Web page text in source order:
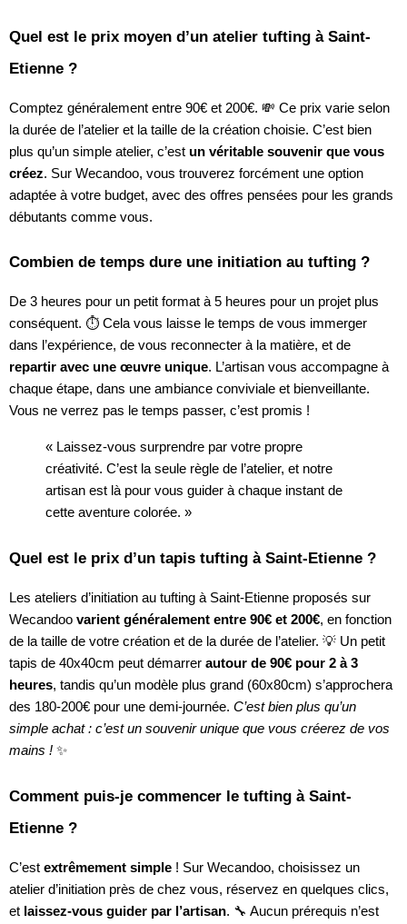
Quel est le prix moyen d’un atelier tufting à Saint-
Etienne ?
Comptez généralement entre 90€ et 200€. 💸 Ce prix varie selon
la durée de l’atelier et la taille de la création choisie. C’est bien
plus qu’un simple atelier, c’est un véritable souvenir que vous
créez. Sur Wecandoo, vous trouverez forcément une option
adaptée à votre budget, avec des offres pensées pour les grands
débutants comme vous.
Combien de temps dure une initiation au tufting ?
De 3 heures pour un petit format à 5 heures pour un projet plus
conséquent. ⏱️ Cela vous laisse le temps de vous immerger
dans l’expérience, de vous reconnecter à la matière, et de
repartir avec une œuvre unique. L’artisan vous accompagne à
chaque étape, dans une ambiance conviviale et bienveillante.
Vous ne verrez pas le temps passer, c’est promis !
« Laissez-vous surprendre par votre propre
créativité. C’est la seule règle de l’atelier, et notre
artisan est là pour vous guider à chaque instant de
cette aventure colorée. »
Quel est le prix d’un tapis tufting à Saint-Etienne ?
Les ateliers d’initiation au tufting à Saint-Etienne proposés sur
Wecandoo varient généralement entre 90€ et 200€, en fonction
de la taille de votre création et de la durée de l’atelier. 💡 Un petit
tapis de 40x40cm peut démarrer autour de 90€ pour 2 à 3
heures, tandis qu’un modèle plus grand (60x80cm) s’approchera
des 180-200€ pour une demi-journée. C’est bien plus qu’un
simple achat : c’est un souvenir unique que vous créerez de vos
mains ! ✨
Comment puis-je commencer le tufting à Saint-
Etienne ?
C’est extrêmement simple ! Sur Wecandoo, choisissez un
atelier d’initiation près de chez vous, réservez en quelques clics,
et laissez-vous guider par l’artisan. 🔧 Aucun prérequis n’est